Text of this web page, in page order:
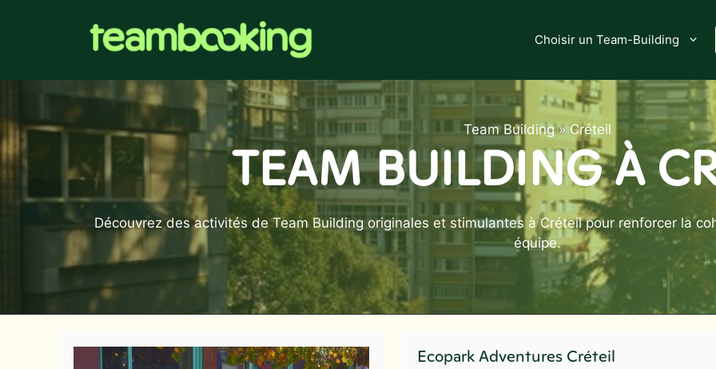
Choisir un Team-Building
Team Building» Créteil
TEAM BUILDING À
Découvrez des activités de Team Building originales et stimulantes à Créteil pour renforcer la
équipe.
Ecopark Adventures Créteil